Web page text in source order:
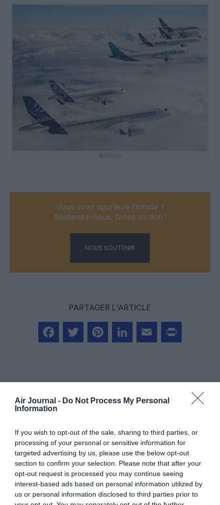
Air Journal - Do Not Process My Personal
Information
If you wish to opt-out of the sale, sharing to third parties, or
processing of your personal or sensitive information for
targeted advertising by us, please use the below opt-out
section to confirm your selection. Please note that after your
opt-out request is processed you may continue seeing
interest-based ads based on personal information utilized by
us or personal information disclosed to third parties prior to
©Airbus
Vous avez apprécié l’article ?
Soutenez-nous, faites un don !
NOUS SOUTENIR
PARTAGER L'ARTICLE
Aucun commentaire !
FAIRE UN DON
Appel aux lecteurs !